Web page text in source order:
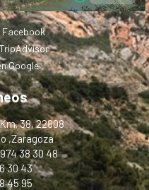
Facebook
Google
38, 22808
,Zaragoza
38 30 48
30 43
45 95